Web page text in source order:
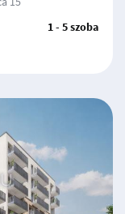
1 - 5 szoba